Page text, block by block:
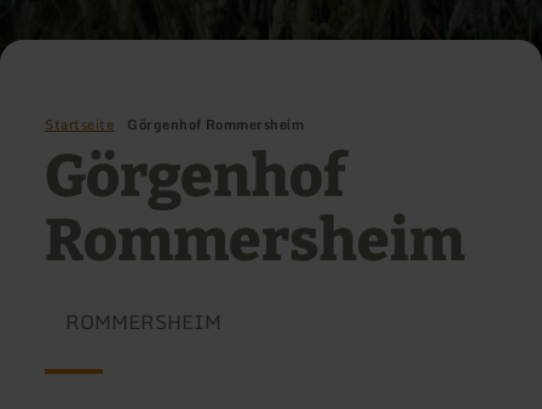
Startseite Görgenhof Rommersheim
Görgenhof
Rommersheim
ROMMERSHEIM